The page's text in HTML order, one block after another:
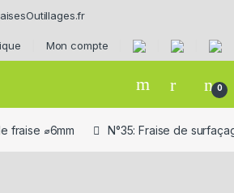
Mon compte
0
fraise ⌀6mm N°35: Fraise de